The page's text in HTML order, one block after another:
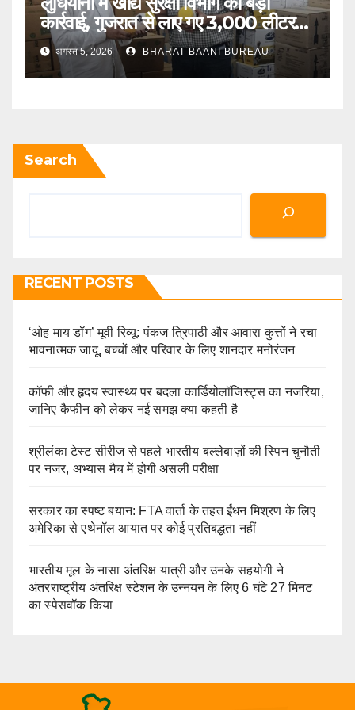
कार्रवाई, गुजरात से लाए गए 3,000 लीटर
देसी गाय के घी को किया जब्त
अगस्त 5, 2026 BHARAT BAANI BUREAU
Search
RECENT POSTS
‘ओह माय डॉग’ मूवी रिव्यू: पंकज त्रिपाठी और आवारा कुत्तों ने रचा
भावनात्मक जादू, बच्चों और परिवार के लिए शानदार मनोरंजन
कॉफी और हृदय स्वास्थ्य पर बदला कार्डियोलॉजिस्ट्स का नजरिया,
जानिए कैफीन को लेकर नई समझ क्या कहती है
श्रीलंका टेस्ट सीरीज से पहले भारतीय बल्लेबाज़ों की स्पिन चुनौती
पर नजर, अभ्यास मैच में होगी असली परीक्षा
सरकार का स्पष्ट बयान: FTA वार्ता के तहत ईंधन मिश्रण के लिए
अमेरिका से एथेनॉल आयात पर कोई प्रतिबद्धता नहीं
भारतीय मूल के नासा अंतरिक्ष यात्री और उनके सहयोगी ने
अंतरराष्ट्रीय अंतरिक्ष स्टेशन के उन्नयन के लिए 6 घंटे 27 मिनट
का स्पेसवॉक किया